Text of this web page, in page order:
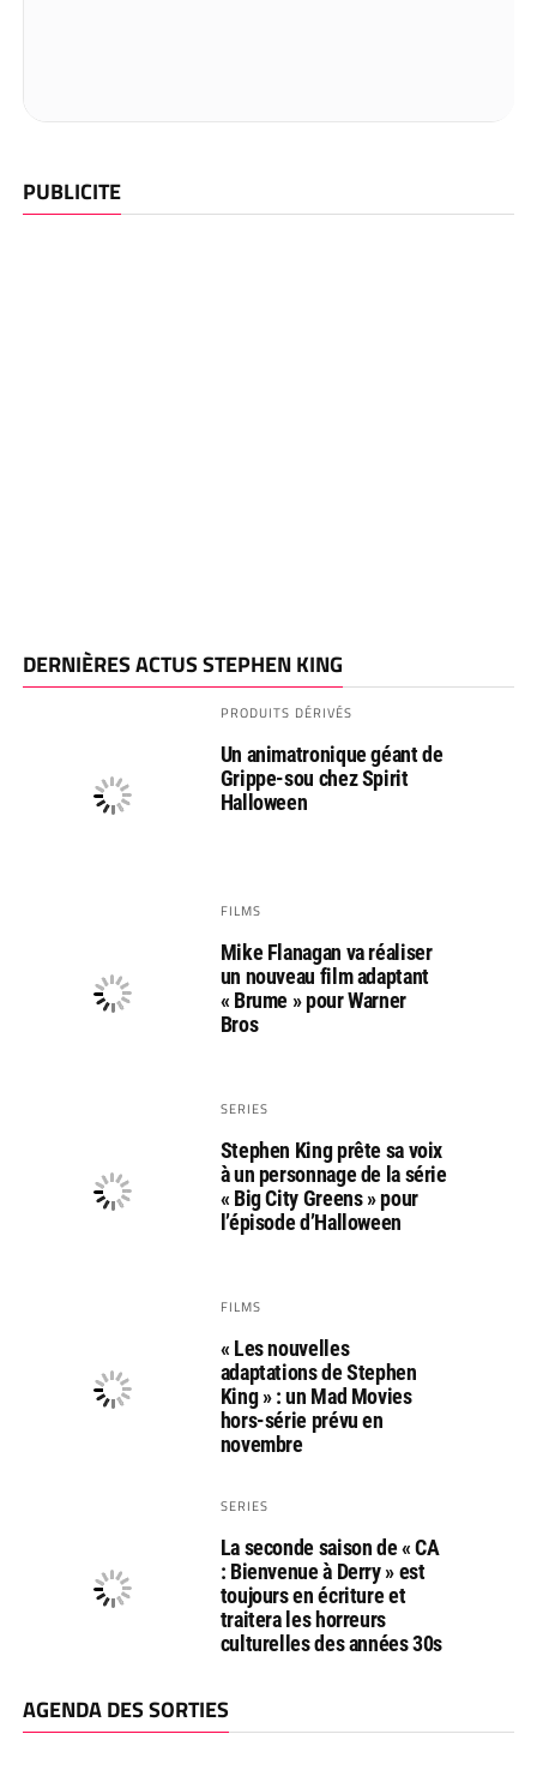
PUBLICITE
DERNIÈRES ACTUS STEPHEN KING
PRODUITS DÉRIVÉS
Un animatronique géant de
Grippe-sou chez Spirit
Halloween
FILMS
Mike Flanagan va réaliser
un nouveau film adaptant
« Brume » pour Warner
Bros
SERIES
Stephen King prête sa voix
à un personnage de la série
« Big City Greens » pour
l’épisode d’Halloween
FILMS
« Les nouvelles
adaptations de Stephen
King » : un Mad Movies
hors-série prévu en
novembre
SERIES
La seconde saison de « CA
: Bienvenue à Derry » est
toujours en écriture et
traitera les horreurs
culturelles des années 30s
AGENDA DES SORTIES